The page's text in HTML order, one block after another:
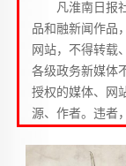
凡淮南日报
品和融新闻作品
网站，不得转载
各级政务新媒体
授权的媒体、网
源、作者。违者